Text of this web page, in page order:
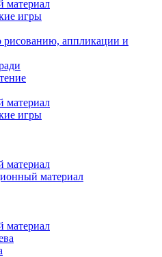
материал
игры
аппликации и
материал
игры
материал
материал
материал